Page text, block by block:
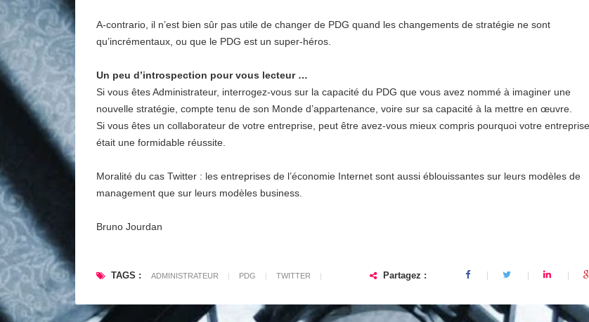
A-contrario, il n’est bien sûr pas utile de changer de PDG quand les changements de stratégie ne sont
qu’incrémentaux, ou que le PDG est un super-héros.
Un peu d’introspection pour vous lecteur …
Si vous êtes Administrateur, interrogez-vous sur la capacité du PDG que vous avez nommé à imaginer une
nouvelle stratégie, compte tenu de son Monde d’appartenance, voire sur sa capacité à la mettre en œuvre.
Si vous êtes un collaborateur de votre entreprise, peut être avez-vous mieux compris pourquoi votre entreprise
était une formidable réussite.
Moralité du cas Twitter : les entreprises de l’économie Internet sont aussi éblouissantes sur leurs modèles de
management que sur leurs modèles business.
Bruno Jourdan
TAGS : ADMINISTRATEUR | PDG | TWITTER | Partagez :